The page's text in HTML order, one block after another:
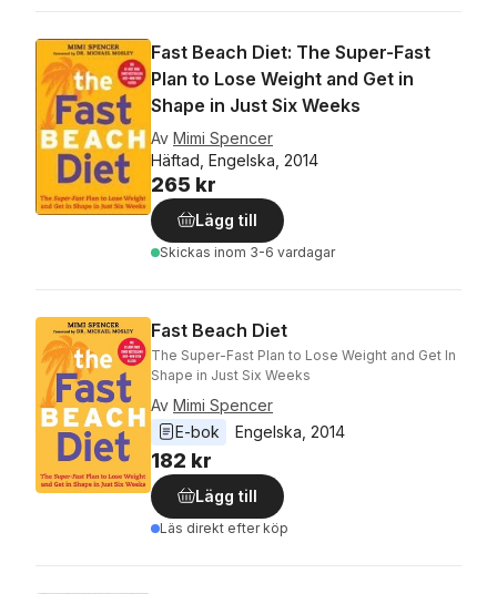
Fast Beach Diet: The Super-Fast
Plan to Lose Weight and Get in
Shape in Just Six Weeks
Av Mimi Spencer
Häftad, Engelska, 2014
265 kr
Lägg till
Skickas inom 3-6 vardagar
Fast Beach Diet
The Super-Fast Plan to Lose Weight and Get In
Shape in Just Six Weeks
Av Mimi Spencer
E-bok
Engelska 2014
182 kr
Lägg till
Läs direkt efter köp